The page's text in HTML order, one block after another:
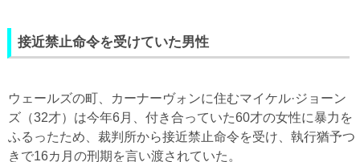
接近禁止命令を受けていた男性
ウェールズの町、カーナーヴォンに住むマイケル·ジョーン
ズ（32才）は今年6月、付き合っていた60才の女性に暴力を
ふるったため、裁判所から接近禁止命令を受け、執行猶予つ
きで16カ月の刑期を言い渡されていた。